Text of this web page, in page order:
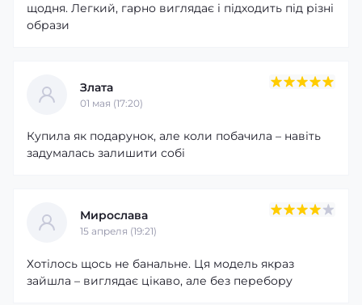
щодня. Легкий, гарно виглядає і підходить під різні
образи
Злата
01 мая (17:20)
Купила як подарунок, але коли побачила – навіть
задумалась залишити собі
Мирослава
15 апреля (19:21)
Хотілось щось не банальне. Ця модель якраз
зайшла – виглядає цікаво, але без перебору